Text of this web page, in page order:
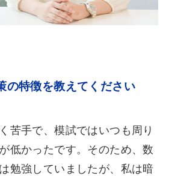
の特徴を教えてください
苦手で、模試ではいつも周り
低かったです。そのため、数
勉強していましたが、私は暗